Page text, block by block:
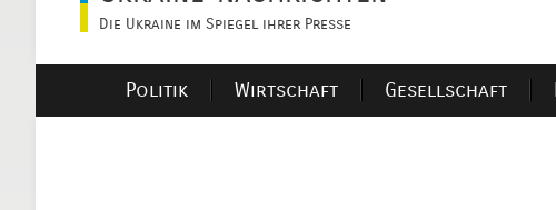
Die Ukraine im Spiegel ihrer Presse
Politik Wirtschaft Gesellschaft